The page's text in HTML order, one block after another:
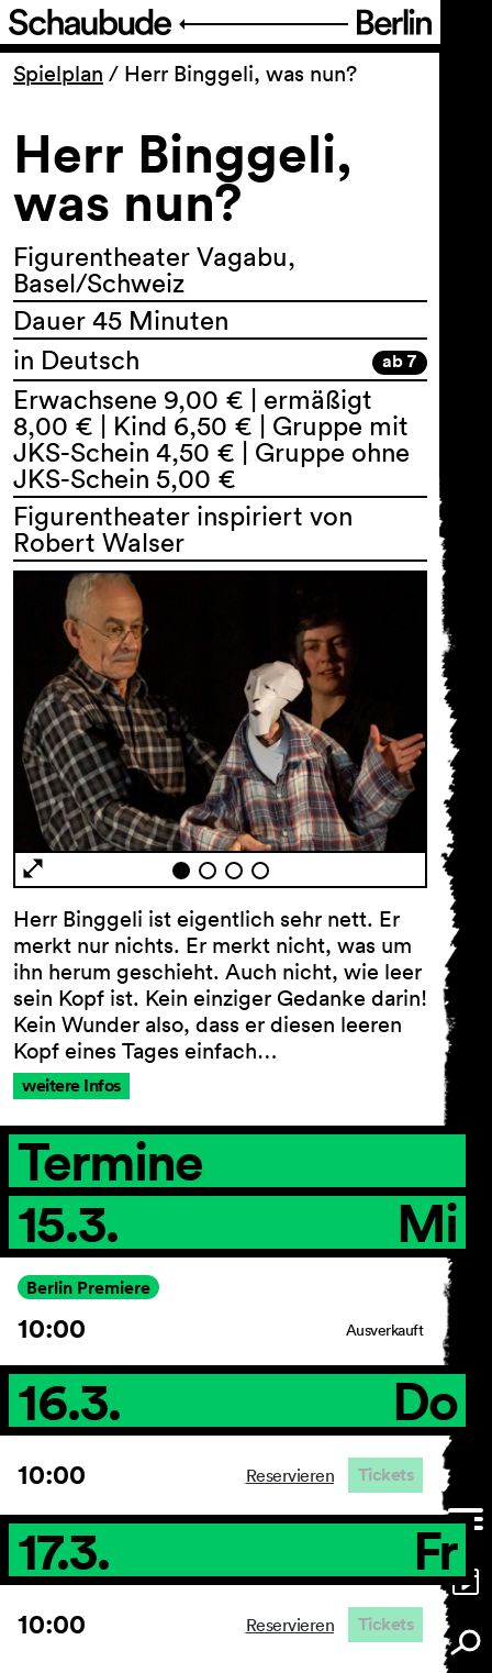
Programm
Ticket
Barrierefreiheit
Über uns
AGB
Datenschutz
Barrierefreiheitserklärung
Spielplan / Herr Binggeli, was nun?
Herr Binggeli,
was nun?
Figurentheater Vagabu,
Basel/Schweiz
Dauer 45 Minuten
in Deutsch
ab 7
Erwachsene 9,00 € | ermäßigt
8,00 € | Kind 6,50 € | Gruppe mit
JKS-Schein 4,50 € | Gruppe ohne
JKS-Schein 5,00 €
Figurentheater inspiriert von
Robert Walser
Herr Binggeli ist eigentlich sehr nett. Er
merkt nur nichts. Er merkt nicht, was um
ihn herum geschieht. Auch nicht, wie leer
sein Kopf ist. Kein einziger Gedanke darin!
Kein Wunder also, dass er diesen leeren
Kopf eines Tages einfach…
weitere Infos
Termine
15.3.
Mi
Berlin Premiere
10:00 Ausverkauft
16.3. Do
10:00 Reservieren Tickets
17.3. Fr
10:00 Reservieren Tickets